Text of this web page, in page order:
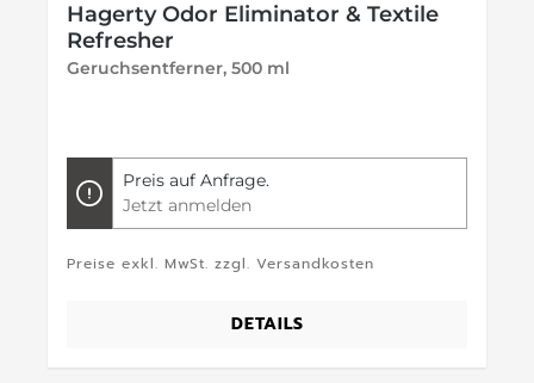
Hagerty Odor Eliminator & Textile
Refresher
Geruchsentferner, 500 ml
Preis auf Anfrage.
Jetzt anmelden
Preise exkl. MwSt. zzgl. Versandkosten
DETAILS